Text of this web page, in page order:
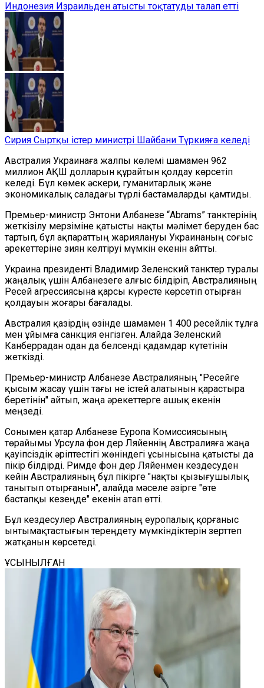
Индонезия Израильден атысты тоқтатуды талап етті
Сирия Сыртқы істер министрі Шайбани Түркияға келеді
Австралия Украинаға жалпы көлемі шамамен 962
миллион АҚШ долларын құрайтын қолдау көрсетіп
келеді. Бұл көмек әскери, гуманитарлық және
экономикалық саладағы түрлі бастамаларды қамтиды.
Премьер-министр Энтони Албанезе “Abrams” танктерінің
жеткізілу мерзіміне қатысты нақты мәлімет беруден бас
тартып, бұл ақпараттың жариялануы Украинаның соғыс
әрекеттеріне зиян келтіруі мүмкін екенін айтты.
Украина президенті Владимир Зеленский танктер туралы
жаңалық үшін Албанезеге алғыс білдіріп, Австралияның
Ресей агрессиясына қарсы күресте көрсетіп отырған
қолдауын жоғары бағалады.
Австралия қазірдің өзінде шамамен 1 400 ресейлік тұлға
мен ұйымға санкция енгізген. Алайда Зеленский
Канберрадан одан да белсенді қадамдар күтетінін
жеткізді.
Премьер-министр Албанезе Австралияның "Ресейге
қысым жасау үшін тағы не істей алатынын қарастыра
беретінін" айтып, жаңа әрекеттерге ашық екенін
меңзеді.
Сонымен қатар Албанезе Еуропа Комиссиясының
төрайымы Урсула фон дер Ляйеннің Австралияға жаңа
қауіпсіздік әріптестігі жөніндегі ұсынысына қатысты да
пікір білдірді. Римде фон дер Ляйенмен кездесуден
кейін Австралияның бұл пікірге "нақты қызығушылық
танытып отырғанын", алайда мәселе әзірге "өте
бастапқы кезеңде" екенін атап өтті.
Бұл кездесулер Австралияның еуропалық қорғаныс
ынтымақтастығын тереңдету мүмкіндіктерін зерттеп
жатқанын көрсетеді.
ҰСЫНЫЛҒАН